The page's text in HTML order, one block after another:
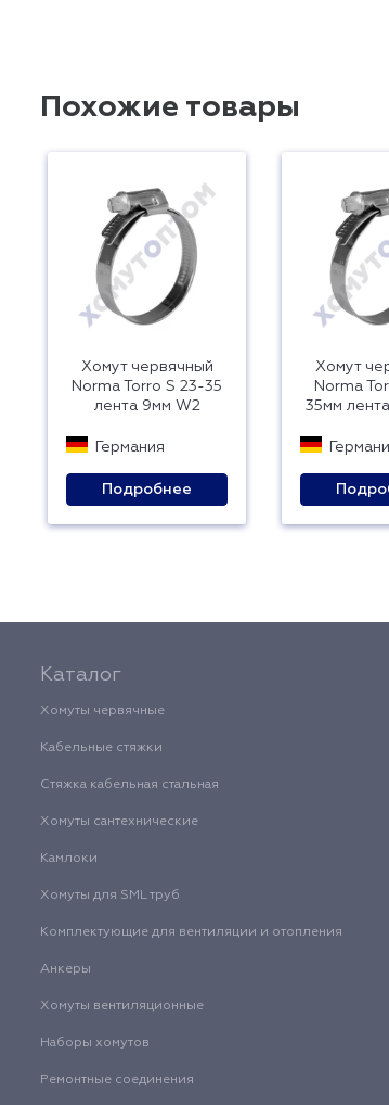
Похожие товары
Хомут червячный
Norma Torro S 23-35
лента 9мм W2
Германия
Подробнее
Хомут
Norma
35мм
Каталог
Хомуты червячные
Кабельные стяжки
Стяжка кабельная стальная
Хомуты сантехнические
Камлоки
Хомуты для SML труб
Комплектующие для вентиляции и отопления
Анкеры
Хомуты вентиляционные
Наборы хомутов
Ремонтные соединения